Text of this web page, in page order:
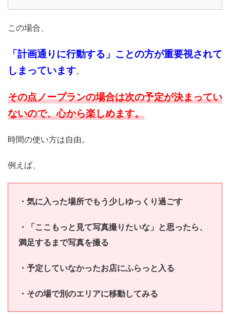
この場合、
「計画通りに行動する」ことの方が重要視されて
しまっています。
その点ノープランの場合は次の予定が決まってい
ないので、心から楽しめます。
時間の使い方は自由。
例えば、
・気に入った場所でもう少しゆっくり過ごす
・「ここもっと見て写真撮りたいな」と思ったら、
満足するまで写真を撮る
・予定していなかったお店にふらっと入る
・その場で別のエリアに移動してみる